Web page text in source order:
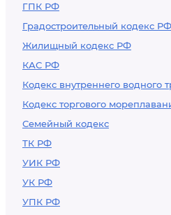
ГПК РФ
Градостроительный кодекс РФ
Жилищный кодекс РФ
КАС РФ
Кодекс внутреннего водного
Кодекс торгового
Семейный кодекс
ТК РФ
УИК РФ
УК РФ
УПК РФ